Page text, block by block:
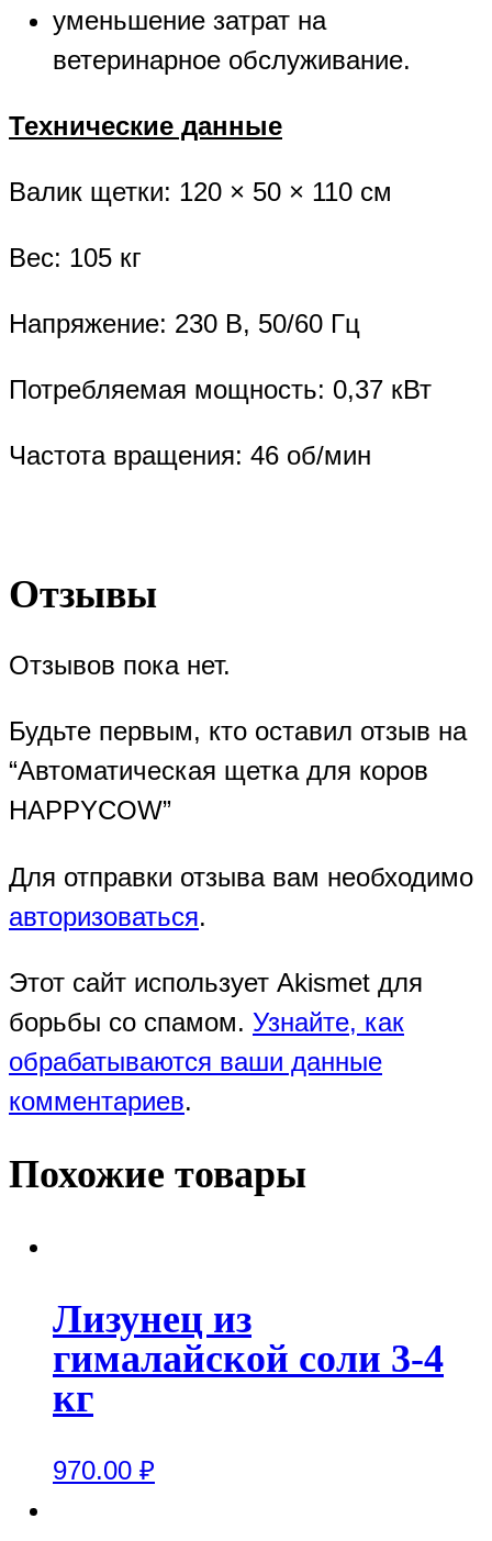
уменьшение затрат на
ветеринарное обслуживание.
Технические данные
Валик щетки: 120 × 50 × 110 см
Вес: 105 кг
Напряжение: 230 В, 50/60 Гц
Потребляемая мощность: 0,37 кВт
Частота вращения: 46 об/мин
Отзывы
Отзывов пока нет.
Будьте первым, кто оставил отзыв на
“Автоматическая щетка для коров
HAPPYCOW”
Для отправки отзыва вам необходимо
авторизоваться.
Этот сайт использует Akismet для
борьбы со спамом. Узнайте, как
обрабатываются ваши данные
комментариев.
Похожие товары
Лизунец из
гималайской соли 3-4
кг
970.00 ₽